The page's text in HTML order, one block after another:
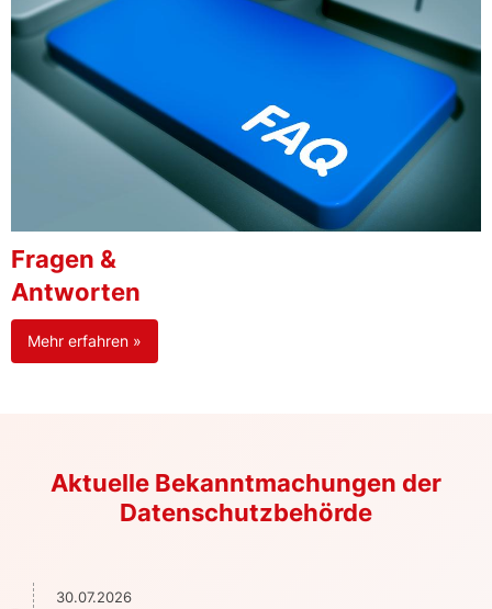
Fragen &
Antworten
Mehr erfahren »
Aktuelle Bekanntmachungen der
Datenschutzbehörde
30.07.2026